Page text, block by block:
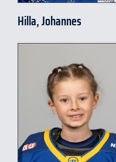
Hilla, Johannes